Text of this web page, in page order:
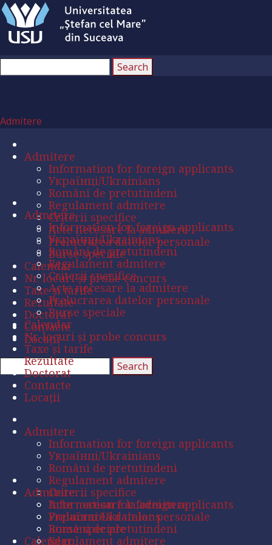
Admitere
Admitere
Information for foreign applicants
Українці/Ukrainians
Români de pretutindeni
Regulament admitere
Criterii specifice
Acte necesare la admitere
Prelucrarea datelor personale
Burse speciale
Calendar
Nr. locuri și probe concurs
Taxe și tarife
Rezultate
Doctorat
Contacte
Locații
Admitere
Information for foreign applicants
Українці/Ukrainians
Români de pretutindeni
Regulament admitere
Criterii specifice
Acte necesare la admitere
Prelucrarea datelor personale
Burse speciale
Calendar
Nr. locuri și probe concurs
Taxe și tarife
Rezultate
Doctorat
Contacte
Locații
Admitere
Information for foreign applicants
Українці/Ukrainians
Români de pretutindeni
Regulament admitere
Criterii specifice
Acte necesare la admitere
Prelucrarea datelor personale
Burse speciale
Calendar
Admitere
Information for foreign applicants
Українці/Ukrainians
Români de pretutindeni
Regulament admitere